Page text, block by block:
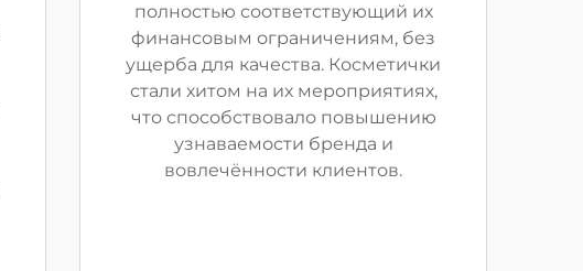
полностью соответствующий их
финансовым ограничениям, без
ущерба для качества. Косметички
стали хитом на их мероприятиях,
что способствовало повышению
узнаваемости бренда и
вовлечённости клиентов.